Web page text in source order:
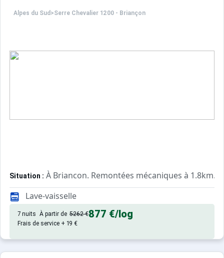
Alpes du Sud >Serre Chevalier 1200 - Briançon
Situation : À Briancon. Remontées mécaniques à 1.8km.
Appartement de particulier :Confortable et tout équipé.
Lave-vaisselle
7 nuits À partir de 5262 €877 €/log
Frais de service + 19 €